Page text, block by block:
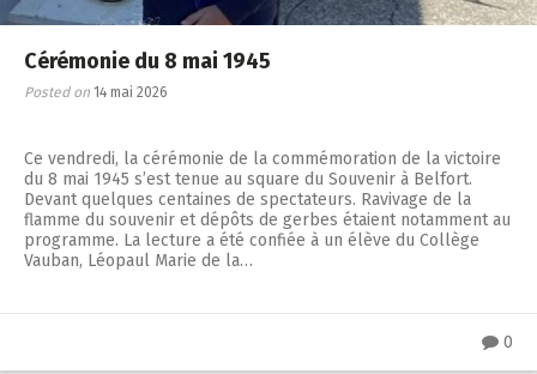
Cérémonie du 8 mai 1945
Posted on 14 mai 2026
Ce vendredi, la cérémonie de la commémoration de la victoire
du 8 mai 1945 s’est tenue au square du Souvenir à Belfort.
Devant quelques centaines de spectateurs. Ravivage de la
flamme du souvenir et dépôts de gerbes étaient notamment au
programme. La lecture a été confiée à un élève du Collège
Vauban, Léopaul Marie de la…
0